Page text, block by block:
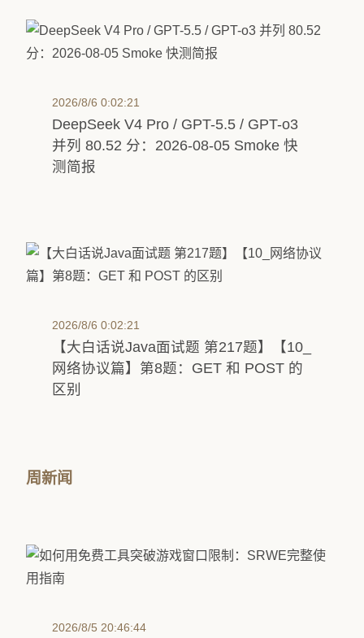
2026/8/6 0:02:21
DeepSeek V4 Pro / GPT-5.5 / GPT-o3
并列 80.52 分：2026-08-05 Smoke 快
测简报
2026/8/6 0:02:21
【大白话说Java面试题 第217题】【10_
网络协议篇】第8题：GET 和 POST 的
区别
周新闻
2026/8/5 20:46:44